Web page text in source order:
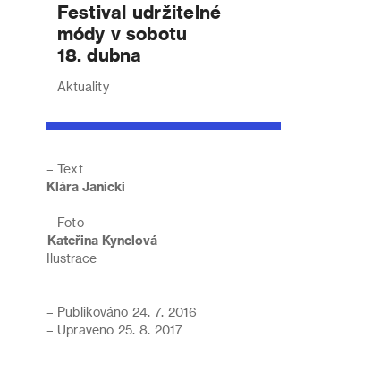
Festival udržitelné
módy v sobotu
18. dubna
Aktuality
– Text
Klára Janicki
– Foto
Kateřina Kynclová
Ilustrace
– Publikováno 24. 7. 2016
– Upraveno 25. 8. 2017